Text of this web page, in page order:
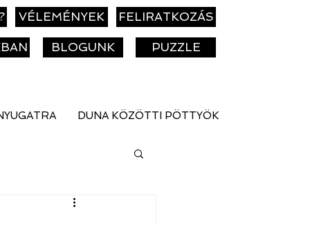
VÉLEMÉNYEK FELIRATKOZÁS
BLOGUNK PUZZLE
DUNA KÖZÖTTI PÖTTYÖK